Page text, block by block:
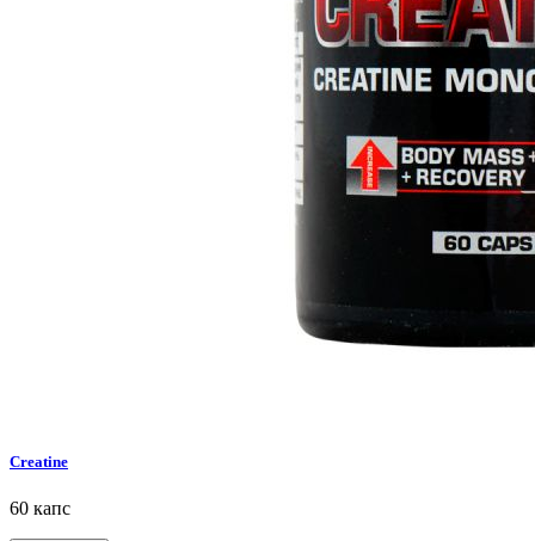
Creatine
60 капс